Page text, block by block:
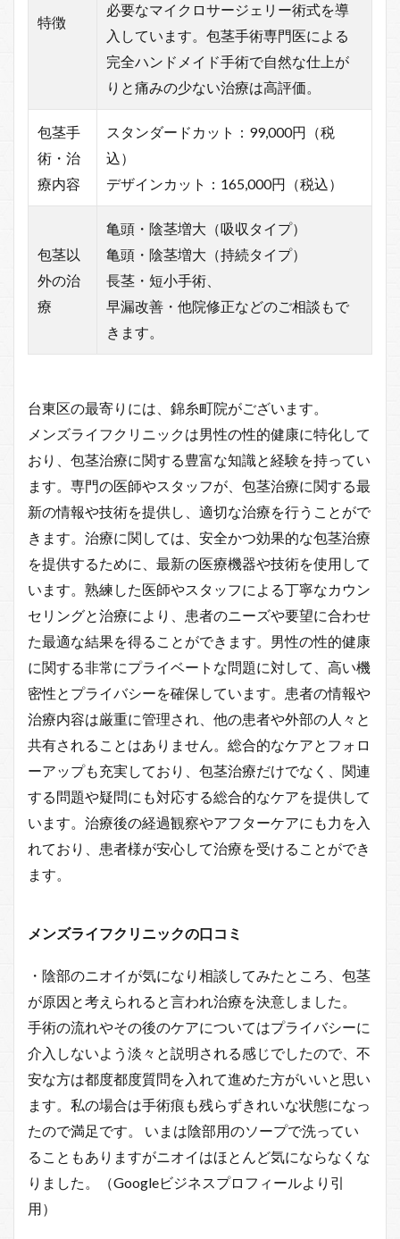
特徴
必要なマイクロサージェリー術式を導
入しています。包茎手術専門医による
完全ハンドメイド手術で自然な仕上が
りと痛みの少ない治療は高評価。
包茎手
術・治
療内容
スタンダードカット：99,000円（税
込）
デザインカット：165,000円（税込）
包茎以
外の治
療
亀頭・陰茎増大（吸収タイプ）
亀頭・陰茎増大（持続タイプ）
長茎・短小手術、
早漏改善・他院修正などのご相談もで
きます。
台東区の最寄りには、錦糸町院がございます。
メンズライフクリニックは男性の性的健康に特化して
おり、包茎治療に関する豊富な知識と経験を持ってい
ます。専門の医師やスタッフが、包茎治療に関する最
新の情報や技術を提供し、適切な治療を行うことがで
きます。治療に関しては、安全かつ効果的な包茎治療
を提供するために、最新の医療機器や技術を使用して
います。熟練した医師やスタッフによる丁寧なカウン
セリングと治療により、患者のニーズや要望に合わせ
た最適な結果を得ることができます。男性の性的健康
に関する非常にプライベートな問題に対して、高い機
密性とプライバシーを確保しています。患者の情報や
治療内容は厳重に管理され、他の患者や外部の人々と
共有されることはありません。総合的なケアとフォロ
ーアップも充実しており、包茎治療だけでなく、関連
する問題や疑問にも対応する総合的なケアを提供して
います。治療後の経過観察やアフターケアにも力を入
れており、患者様が安心して治療を受けることができ
ます。
メンズライフクリニックの口コミ
・陰部のニオイが気になり相談してみたところ、包茎
が原因と考えられると言われ治療を決意しました。
手術の流れやその後のケアについてはプライバシーに
介入しないよう淡々と説明される感じでしたので、不
安な方は都度都度質問を入れて進めた方がいいと思い
ます。私の場合は手術痕も残らずきれいな状態になっ
たので満足です。 いまは陰部用のソープで洗ってい
ることもありますがニオイはほとんど気にならなくな
りました。（Googleビジネスプロフィールより引
用）